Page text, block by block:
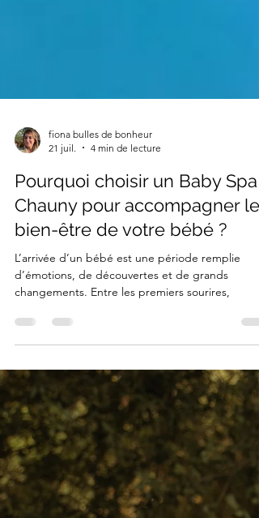
21 juil.
4 min de lecture
Chauny pour accompagner le
bien-être de votre bébé ?
L’arrivée d’un bébé est une période remplie